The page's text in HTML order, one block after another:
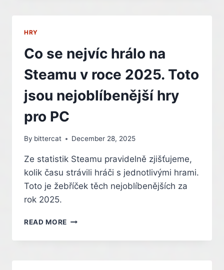
BATTLEFIELDEM
HRY
Co se nejvíc hrálo na
Steamu v roce 2025. Toto
jsou nejoblíbenější hry
pro PC
By bittercat December 28, 2025
Ze statistik Steamu pravidelně zjišťujeme,
kolik času strávili hráči s jednotlivými hrami.
Toto je žebříček těch nejoblíbenějších za
rok 2025.
READ MORE CO
NEJVÍC